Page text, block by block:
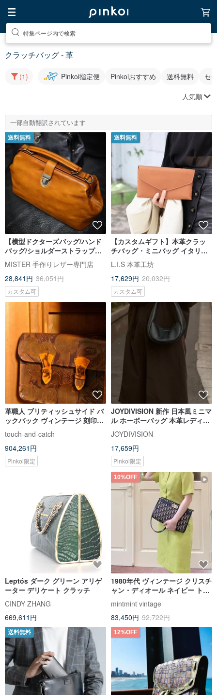
特集ページ内で検索
クラッチバッグ - 革
(1) Pinkoi指定便 Pinkoiおすすめ 送料無料 セ
人気順
一部自動翻訳されています
送料無料
【横型ドクターズバッグ/ハンド
バッグ/ショルダーストラップ付
き】イタリアンベジタブルタン
ニンレザー 名入れ刻印
MISTER 手作りレザー専門店
28,841円 36,051円
カスタム可
送料無料
【カスタムギフト】本革クラッ
チバッグ・ミニバッグ イタリア
ンレザー 4 色展開 父の日
L.I.S 本革工坊
17,629円 20,032円
カスタム可
革職人 ブリティッシュサイド バ
ックパック ヴィンテージ 刻印柄
ハンドメイド 世界限定1本
touch-and-catch
904,261円
Pinkoi限定
JOYDIVISION 新作 日本風ミニマ
ル ホーボーバッグ 本革レディー
スバッグ 餃子型ショルダーバッ
グ
JOYDIVISION
17,659円
Pinkoi限定
Leptós ダーク グリーン アリゲ
ーター デリケート クラッチ
CINDY ZHANG
669,611円
10%OFF
1980年代 ヴィンテージ クリスチ
ャン・ディオール ネイビー トロ
ザー ショルダーバッグ
mintmint vintage
83,450円 92,722円
送料無料 12%OFF